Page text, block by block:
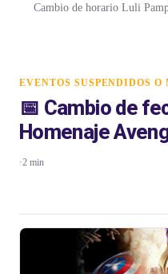
Cambio de horario Luli
EVENTOS SUSPENDIDOS
📅 Cambio de
Homenaje
·2 min